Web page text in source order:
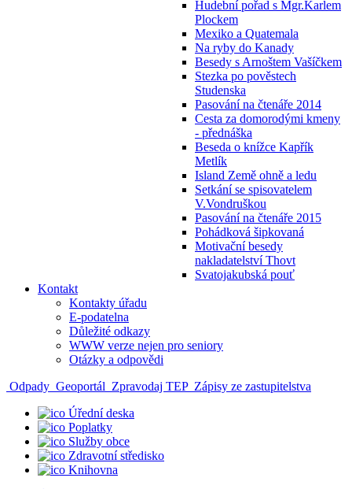
Hudební pořad s Mgr.Karlem
Plockem
Mexiko a Quatemala
Na ryby do Kanady
Besedy s Arnoštem Vašíčkem
Stezka po pověstech
Studenska
Pasování na čtenáře 2014
Cesta za domorodými kmeny
- přednáška
Beseda o knížce Kapřík
Metlík
Island Země ohně a ledu
Setkání se spisovatelem
V.Vondruškou
Pasování na čtenáře 2015
Pohádková šipkovaná
Motivační besedy
nakladatelství Thovt
Svatojakubská pouť
Kontakt
Kontakty úřadu
E-podatelna
Důležité odkazy
WWW verze nejen pro seniory
Otázky a odpovědi
Odpady Geoportál Zpravodaj TEP Zápisy ze zastupitelstva
Úřední deska
Poplatky
Služby obce
Zdravotní středisko
Knihovna